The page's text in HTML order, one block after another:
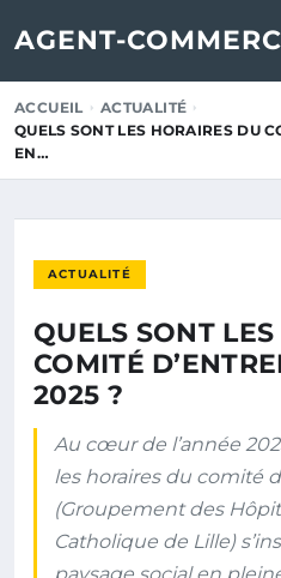
AGENT-
ACCUEIL
ACTUALITÉ
QUELS SONT LES HORAIRES DU
EN…
ACTUALITÉ
QUELS SONT
COMITÉ
2025 ?
Au cœur de l’année
les horaires du comité
(Groupement des
Catholique de Lille)